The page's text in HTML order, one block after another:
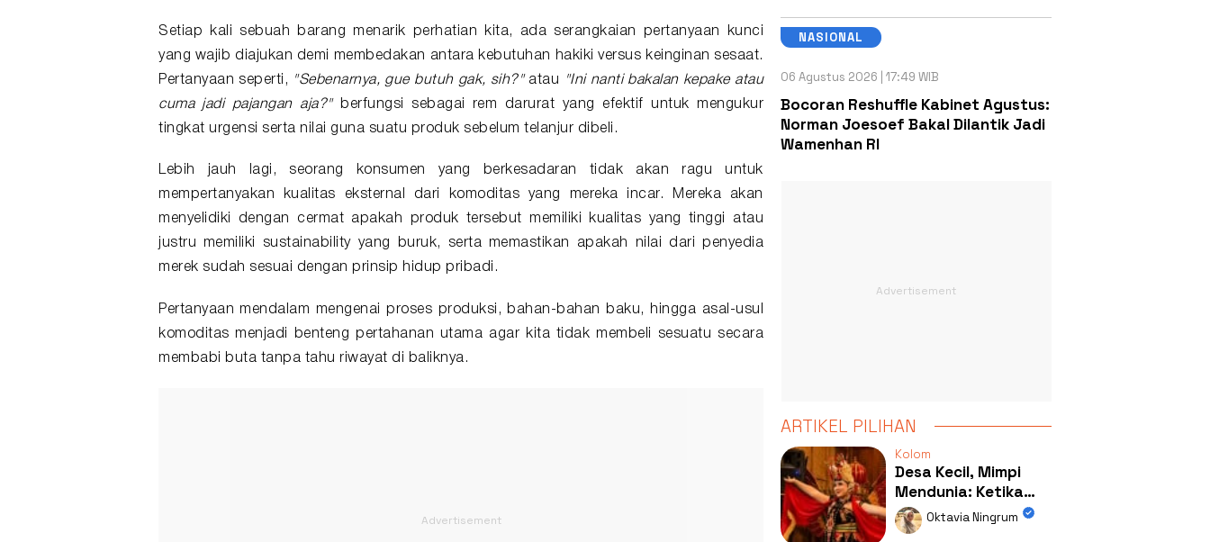
Setiap kali sebuah barang menarik perhatian kita, ada serangkaian pertanyaan kunci
yang wajib diajukan demi membedakan antara kebutuhan hakiki versus keinginan sesaat.
Pertanyaan seperti,
"Sebenarnya, gue butuh gak, sih?"atau
"Ini nanti bakalan kepake atau
cuma jadi pajangan aja?"berfungsi sebagai rem darurat yang efektif untuk mengukur
tingkat urgensi serta nilai guna suatu produk sebelum telanjur dibeli.
Lebih jauh lagi, seorang konsumen yang berkesadaran tidak akan ragu untuk
mempertanyakan kualitas eksternal dari komoditas yang mereka incar. Mereka akan
menyelidiki dengan cermat apakah produk tersebut memiliki kualitas yang tinggi atau
justru memiliki sustainability yang buruk, serta memastikan apakah nilai dari penyedia
merek sudah sesuai dengan prinsip hidup pribadi.
Pertanyaan mendalam mengenai proses produksi, bahan-bahan baku, hingga asal-usul
komoditas menjadi benteng pertahanan utama agar kita tidak membeli sesuatu secara
membabi buta tanpa tahu riwayat di baliknya.
NASIONAL
06 Agustus 2026 | 17:49 WIB
Bocoran Reshuffle Kabinet Agustus:
Norman Joesoef Bakal Dilantik Jadi
Wamenhan RI
ARTIKEL PILIHAN
Kolom
Desa Kecil, Mimpi
Mendunia: Ketika
Kolaborasi
Mengubah Wajah
Oktavia Ningrum